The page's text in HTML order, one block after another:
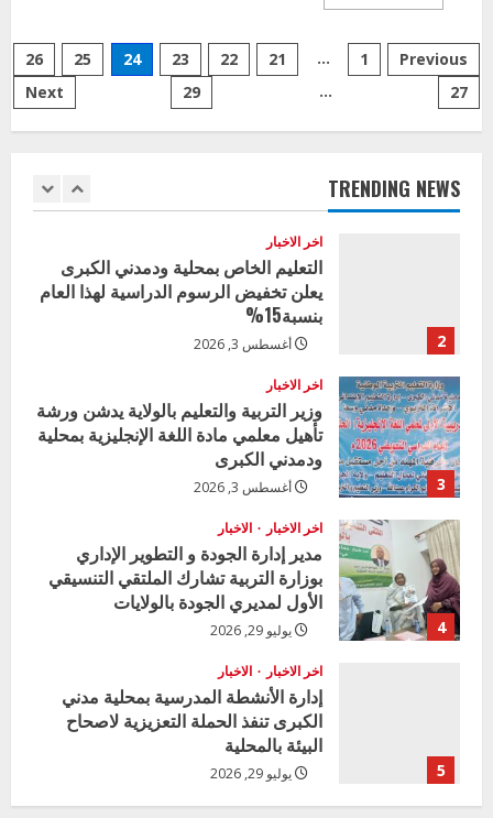
more
اجلاس
لمرحلة
الابتدائي
و٢٣
Posts
pagination
Previous
1
…
21
22
23
24
25
26
27
…
29
Next
TRENDING NEWS
5 يوليو 29, 2026
1
اخر الاخبار
2
اخر الاخبار
التعليم الخاص بمحلية ودمدني الكبرى
يعلن تخفيض الرسوم الدراسية لهذا العام
بنسبة15%
أغسطس 3, 2026
3
اخر الاخبار
وزير التربية والتعليم بالولاية يدشن ورشة
تأهيل معلمي مادة اللغة الإنجليزية بمحلية
ودمدني الكبرى
أغسطس 3, 2026
4
اخر الاخبار الاخبار
مدير إدارة الجودة و التطوير الإداري
بوزارة التربية تشارك الملتقي التنسيقي
الأول لمديري الجودة بالولايات
يوليو 29, 2026
5
اخر الاخبار الاخبار
إدارة الأنشطة المدرسية بمحلية مدني
الكبرى تنفذ الحملة التعزيزية لاصحاح
البيئة بالمحلية
يوليو 29, 2026